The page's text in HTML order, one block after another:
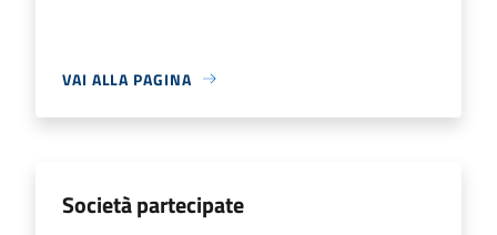
VAI ALLA PAGINA
Società partecipate